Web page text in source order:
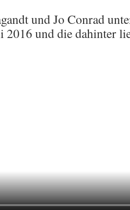
und Jo Conrad
2016 und die dahinter